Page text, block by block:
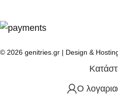
© 2026 genitries.gr | Design &
Ο